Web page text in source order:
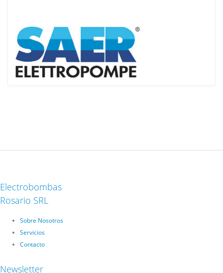
Electrobombas
Rosario SRL
Sobre Nosotros
Servicios
Contacto
Newsletter